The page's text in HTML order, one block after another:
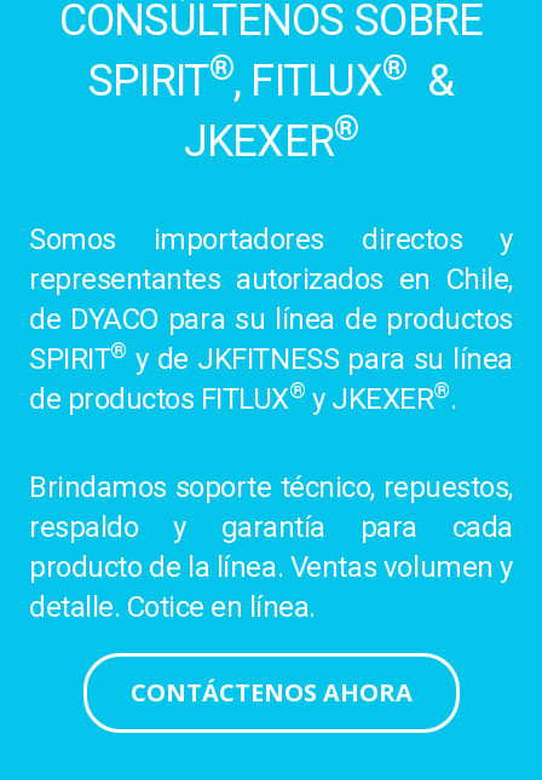
CONSÚLTENOS SOBRE
SPIRIT®, FITLUX® &
JKEXER®
Somos importadores directos y
representantes autorizados en Chile,
de DYACO para su línea de productos
SPIRIT® y de JKFITNESS para su línea
de productos FITLUX® y JKEXER®.
Brindamos soporte técnico, repuestos,
respaldo y garantía para cada
producto de la línea. Ventas volumen y
detalle. Cotice en línea.
CONTÁCTENOS AHORA